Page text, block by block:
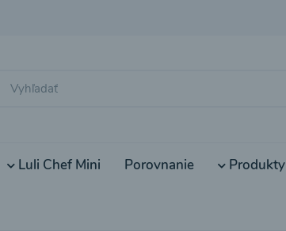
Luli Chef Mini Porovnanie Produkty